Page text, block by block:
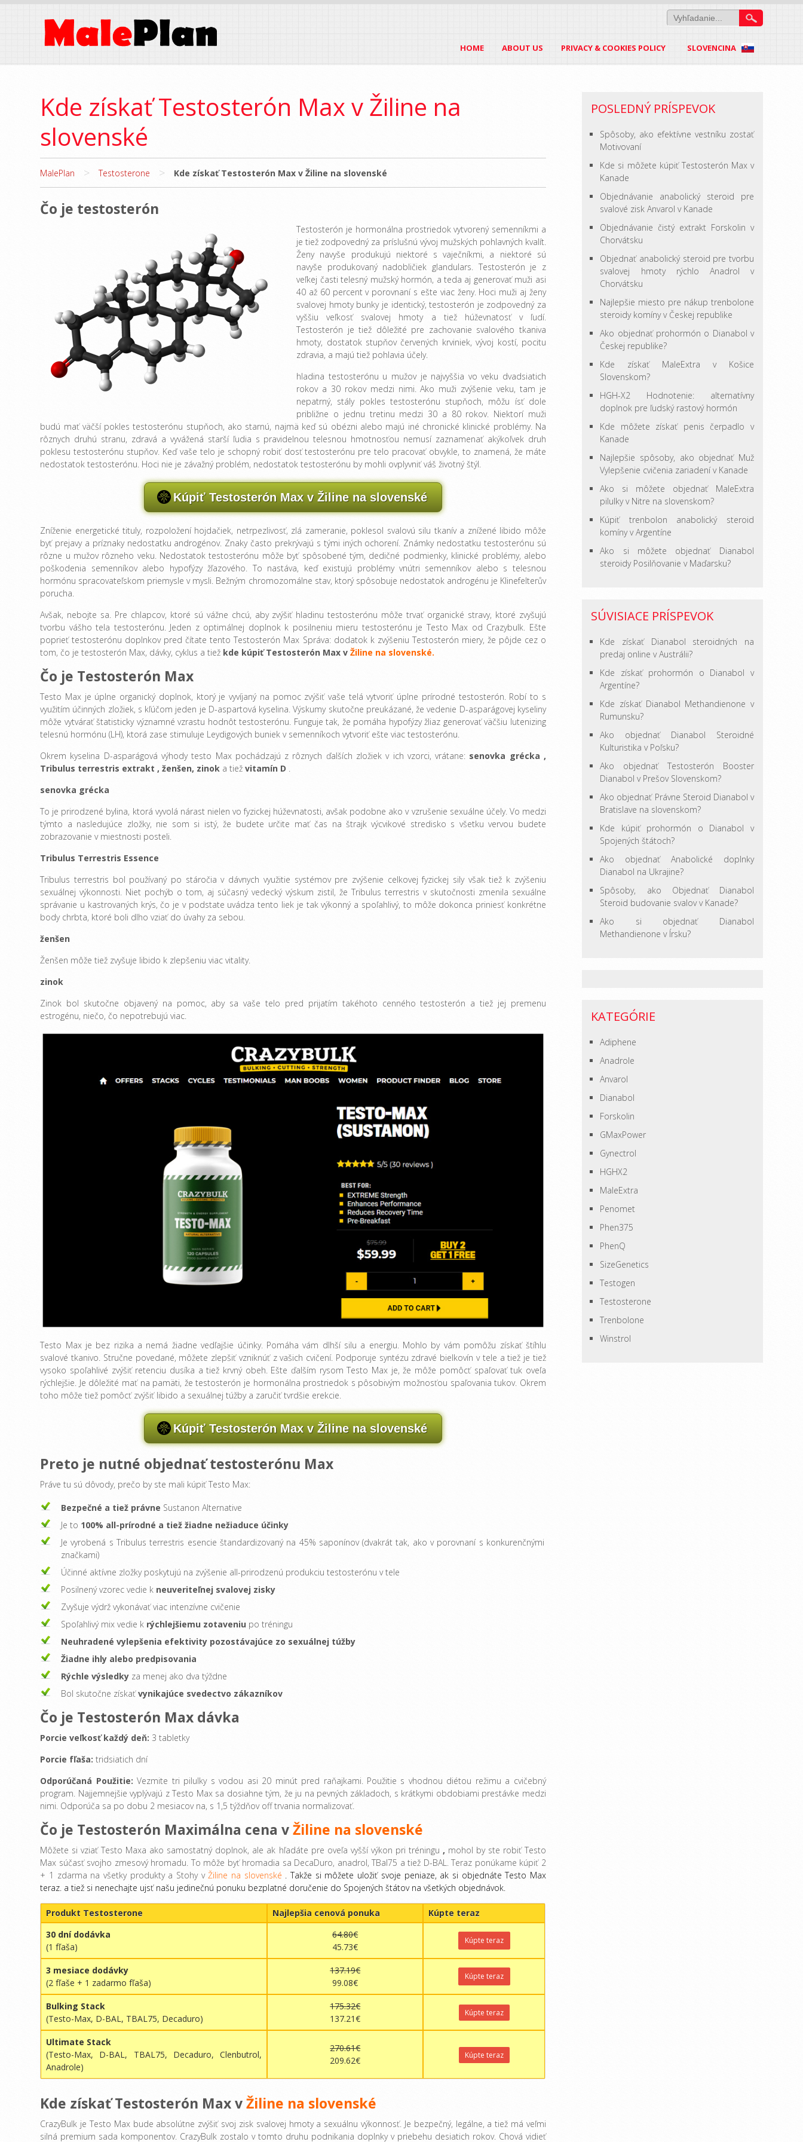
HOME ABOUT US PRIVACY & COOKIES POLICY SLOVENCINA
Kde získať Testosterón Max v Žiline na
slovenské
MalePlan > Testosterone > Kde získať Testosterón Max v Žiline na slovenské
Čo je testosterón
Testosterón je hormonálna prostriedok vytvorený semenníkmi a
je tiež zodpovedný za príslušnú vývoj mužských pohlavných kvalít.
Ženy navyše produkujú niektoré s vaječníkmi, a niektoré sú
navyše produkovaný nadobličiek glandulars. Testosterón je z
veľkej časti telesný mužský hormón, a teda aj generovať muži asi
40 až 60 percent v porovnaní s ešte viac ženy. Hoci muži aj ženy
svalovej hmoty bunky je identický, testosterón je zodpovedný za
vyššiu veľkosť svalovej hmoty a tiež húževnatosť v ľudí.
Testosterón je tiež dôležité pre zachovanie svalového tkaniva
hmoty, dostatok stupňov červených krviniek, vývoj kostí, pocitu
zdravia, a majú tiež pohlavia účely.
hladina testosterónu u mužov je najvyššia vo veku dvadsiatich
rokov a 30 rokov medzi nimi. Ako muži zvýšenie veku, tam je
nepatrný, stály pokles testosterónu stupňoch, môžu ísť dole
približne o jednu tretinu medzi 30 a 80 rokov. Niektorí muži
budú mať väčší pokles testosterónu stupňoch, ako starnú, najmä keď sú obézni alebo majú iné chronické klinické problémy. Na
rôznych druhú stranu, zdravá a vyvážená starší ľudia s pravidelnou telesnou hmotnosťou nemusí zaznamenať akýkoľvek druh
poklesu testosterónu stupňov. Keď vaše telo je schopný robiť dosť testosterónu pre telo pracovať obvykle, to znamená, že máte
nedostatok testosterónu. Hoci nie je závažný problém, nedostatok testosterónu by mohli ovplyvniť váš životný štýl.
Kúpiť Testosterón Max v Žiline na slovenské
Zníženie energetické tituly, rozpoložení hojdačiek, netrpezlivosť, zlá zameranie, poklesol svalovú silu tkanív a znížené libido môže
byť prejavy a príznaky nedostatku androgénov. Znaky často prekrývajú s tými iných ochorení. Známky nedostatku testosterónu sú
rôzne u mužov rôzneho veku. Nedostatok testosterónu môže byť spôsobené tým, dedičné podmienky, klinické problémy, alebo
poškodenia semenníkov alebo hypofýzy žľazového. To nastáva, keď existujú problémy vnútri semenníkov alebo s telesnou
hormónu spracovateľskom priemysle v mysli. Bežným chromozomálne stav, ktorý spôsobuje nedostatok androgénu je Klinefelterův
porucha.
Avšak, nebojte sa. Pre chlapcov, ktoré sú vážne chcú, aby zvýšiť hladinu testosterónu môže trvať organické stravy, ktoré zvyšujú
tvorbu vášho tela testosterónu. Jeden z optimálnej doplnok k posilneniu mieru testosterónu je Testo Max od Crazybulk. Ešte
poprieť testosterónu doplnkov pred čítate tento Testosterón Max Správa: dodatok k zvýšeniu Testosterón miery, že pôjde cez o
tom, čo je testosterón Max, dávky, cyklus a tiež kde kúpiť Testosterón Max vŽiline na slovenské.
Čo je Testosterón Max
Testo Max je úplne organický doplnok, ktorý je vyvíjaný na pomoc zvýšiť vaše telá vytvoriť úplne prírodné testosterón. Robí to s
využitím účinných zložiek, s kľúčom jeden je D-aspartová kyselina. Výskumy skutočne preukázané, že vedenie D-asparágovej kyseliny
môže vytvárať štatisticky významné vzrastu hodnôt testosterónu. Funguje tak, že pomáha hypofýzy žliaz generovať väčšiu lutenizing
telesnú hormónu (LH), ktorá zase stimuluje Leydigových buniek v semenníkoch vytvoriť ešte viac testosterónu.
Okrem kyselina D-asparágová výhody testo Max pochádzajú z rôznych ďalších zložiek v ich vzorci, vrátane: senovka grécka ,
Tribulus terrestris extrakt ,ženšen, zinok a tiežvitamín D .
senovka grécka
To je prirodzené bylina, ktorá vyvolá nárast nielen vo fyzickej húževnatosti, avšak podobne ako v vzrušenie sexuálne účely. Vo medzi
týmto a nasledujúce zložky, nie som si istý, že budete určite mať čas na štrajk výcvikové stredisko s všetku vervou budete
zobrazovanie v miestnosti posteli.
Tribulus Terrestris Essence
Tribulus terrestris bol používaný po stáročia v dávnych využitie systémov pre zvýšenie celkovej fyzickej sily však tiež k zvýšeniu
sexuálnej výkonnosti. Niet pochýb o tom, aj súčasný vedecký výskum zistil, že Tribulus terrestris v skutočnosti zmenila sexuálne
správanie u kastrovaných krýs, čo je v podstate uvádza tento liek je tak výkonný a spoľahlivý, to môže dokonca priniesť konkrétne
body chrbta, ktoré boli dlho vziať do úvahy za sebou.
ženšen
Ženšen môže tiež zvyšuje libido k zlepšeniu viac vitality.
zinok
Zinok bol skutočne objavený na pomoc, aby sa vaše telo pred prijatím takéhoto cenného testosterón a tiež jej premenu
estrogénu, niečo, čo nepotrebujú viac.
Testo Max je bez rizika a nemá žiadne vedľajšie účinky. Pomáha vám dlhší silu a energiu. Mohlo by vám pomôžu získať štíhlu
svalové tkanivo. Stručne povedané, môžete zlepšiť vzniknúť z vašich cvičení. Podporuje syntézu zdravé bielkovín v tele a tiež je tiež
vysoko spoľahlivé zvýšiť retenciu dusíka a tiež krvný obeh. Ešte ďalším rysom Testo Max je, že môže pomôcť spaľovať tuk oveľa
rýchlejšie. Je dôležité mať na pamäti, že testosterón je hormonálna prostriedok s pôsobivým možnosťou spaľovania tukov. Okrem
toho môže tiež pomôcť zvýšiť libido a sexuálnej túžby a zaručiť tvrdšie erekcie.
Kúpiť Testosterón Max v Žiline na slovenské
Preto je nutné objednať testosterónu Max
Práve tu sú dôvody, prečo by ste mali kúpiť Testo Max:
Bezpečné a tiež právne Sustanon Alternative
Je to 100% all-prírodné a tiež žiadne nežiaduce účinky
Je vyrobená s Tribulus terrestris esencie štandardizovaný na 45% saponínov (dvakrát tak, ako v porovnaní s konkurenčnými
značkami)
Účinné aktívne zložky poskytujú na zvýšenie all-prirodzenú produkciu testosterónu v tele
Posilnený vzorec vedie k neuveriteľnej svalovej zisky
Zvyšuje výdrž vykonávať viac intenzívne cvičenie
Spoľahlivý mix vedie k rýchlejšiemu zotaveniu po tréningu
Neuhradené vylepšenia efektivity pozostávajúce zo sexuálnej túžby
Žiadne ihly alebo predpisovania
Rýchle výsledky za menej ako dva týždne
Bol skutočne získaťvynikajúce svedectvo zákazníkov
Čo je Testosterón Max dávka
Porcie veľkosť každý deň: 3 tabletky
Porcie fľaša: tridsiatich dní
Odporúčaná Použitie: Vezmite tri pilulky s vodou asi 20 minút pred raňajkami. Použitie s vhodnou diétou režimu a cvičebný
program. Najjemnejšie vyplývajú z Testo Max sa dosiahne tým, že ju na pevných základoch, s krátkymi obdobiami prestávke medzi
nimi. Odporúča sa po dobu 2 mesiacov na, s 1,5 týždňov off trvania normalizovať.
Čo je Testosterón Maximálna cena vŽiline na slovenské
Môžete si vziať Testo Maxa ako samostatný doplnok, ale ak hľadáte pre oveľa vyšší výkon pri tréningu , mohol by ste robiť Testo
Max súčasť svojho zmesový hromadu. To môže byť hromadia sa DecaDuro, anadrol, TBal75 a tiež D-BAL. Teraz ponúkame kúpiť 2
+ 1 zdarma na všetky produkty a Stohy vŽiline na slovenské
. Takže si môžete uložiť svoje peniaze, ak si objednáte Testo Max
teraz. a tiež si nenechajte ujsť našu jedinečnú ponuku bezplatné doručenie do Spojených štátov na všetkých objednávok.
Produkt Testosterone Najlepšia cenová ponuka
Kúpte teraz
30 dní dodávka
(1 fľaša)
64.80€
45.73€
Kúpte teraz
3 mesiace dodávky
(2 fľaše + 1 zadarmo fľaša)
137.19€
99.08€
Kúpte teraz
Bulking Stack
(Testo-Max, D-BAL, TBAL75, Decaduro)
175.32€
137.21€
Kúpte teraz
Ultimate Stack
(Testo-Max, D-BAL, TBAL75, Decaduro, Clenbutrol,
Anadrole)
270.61€
209.62€
Kúpte teraz
Kde získať Testosterón Max vŽiline na slovenské
CrazyBulk je Testo Max bude absolútne zvýšiť svoj ​​zisk svalovej hmoty a sexuálnu výkonnosť. Je bezpečný, legálne, a tiež má veľmi
silná premium sada komponentov. CrazyBulk zostalo v tomto druhu podnikania doplnky v priebehu desiatich rokov. Chová vidieť
POSLEDNÝ PRÍSPEVOK
Spôsoby, ako efektívne vestníku zostať
Motivovaní
Kde si môžete kúpiť Testosterón Max v
Kanade
Objednávanie anabolický steroid pre
svalové zisk Anvarol v Kanade
Objednávanie čistý extrakt Forskolin v
Chorvátsku
Objednať anabolický steroid pre tvorbu
svalovej hmoty rýchlo Anadrol v
Chorvátsku
Najlepšie miesto pre nákup trenbolone
steroidy komíny v Českej republike
Ako objednať prohormón o Dianabol v
Českej republike?
Kde získať MaleExtra v Košice
Slovenskom?
HGH-X2 Hodnotenie: alternatívny
doplnok pre ľudský rastový hormón
Kde môžete získať penis čerpadlo v
Kanade
Najlepšie spôsoby, ako objednať Muž
Vylepšenie cvičenia zariadení v Kanade
Ako si môžete objednať MaleExtra
pilulky v Nitre na slovenskom?
Kúpiť trenbolon anabolický steroid
komíny v Argentíne
Ako si môžete objednať Dianabol
steroidy Posilňovanie v Maďarsku?
SÚVISIACE PRÍSPEVOK
Kde získať Dianabol steroidných na
predaj online v Austrálii?
Kde získať prohormón o Dianabol v
Argentíne?
Kde získať Dianabol Methandienone v
Rumunsku?
Ako objednať Dianabol Steroidné
Kulturistika v Poľsku?
Ako objednať Testosterón Booster
Dianabol v Prešov Slovenskom?
Ako objednať Právne Steroid Dianabol v
Bratislave na slovenskom?
Kde kúpiť prohormón o Dianabol v
Spojených štátoch?
Ako objednať Anabolické doplnky
Dianabol na Ukrajine?
Spôsoby, ako Objednať Dianabol
Steroid budovanie svalov v Kanade?
Ako si objednať Dianabol
Methandienone v Írsku?
KATEGÓRIE
Adiphene
Anadrole
Anvarol
Dianabol
Forskolin
GMaxPower
Gynectrol
HGHX2
MaleExtra
Penomet
Phen375
PhenQ
SizeGenetics
Testogen
Testosterone
Trenbolone
Winstrol